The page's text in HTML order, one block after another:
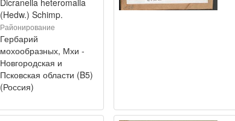
Dicranella heteromalla
(Hedw.) Schimp.
Районирование
Гербарий
мохообразных, Мхи -
Новгородская и
Псковская области (B5)
(Россия)